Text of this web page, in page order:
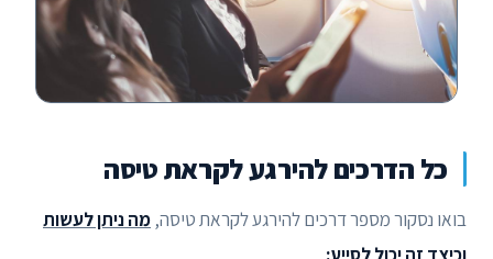
כל הדרכים להירגע לקראת טיסה
בואו נסקור מספר דרכים להירגע לקראת טיסה, מה ניתן לעשות